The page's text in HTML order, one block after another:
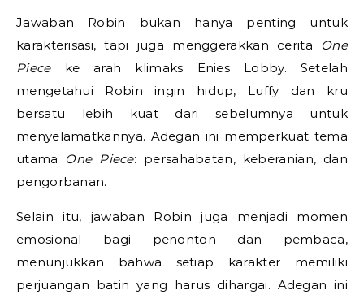
Jawaban Robin bukan hanya penting untuk
karakterisasi, tapi juga menggerakkan cerita
One
Pieceke arah klimaks Enies Lobby. Setelah
mengetahui Robin ingin hidup, Luffy dan kru
bersatu lebih kuat dari sebelumnya untuk
menyelamatkannya. Adegan ini memperkuat tema
utama One Piece: persahabatan, keberanian, dan
pengorbanan.
Selain itu, jawaban Robin juga menjadi momen
emosional bagi penonton dan pembaca,
menunjukkan bahwa setiap karakter memiliki
perjuangan batin yang harus dihargai. Adegan ini